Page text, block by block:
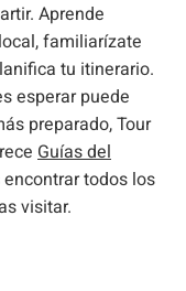
Aprende
familiarízate
tu itinerario.
esperar puede
preparado, Tour
Guías del
todos los
visitar.